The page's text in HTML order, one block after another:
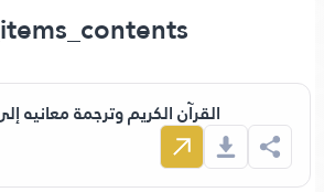
القرآن الكريم وترجمة معانيه